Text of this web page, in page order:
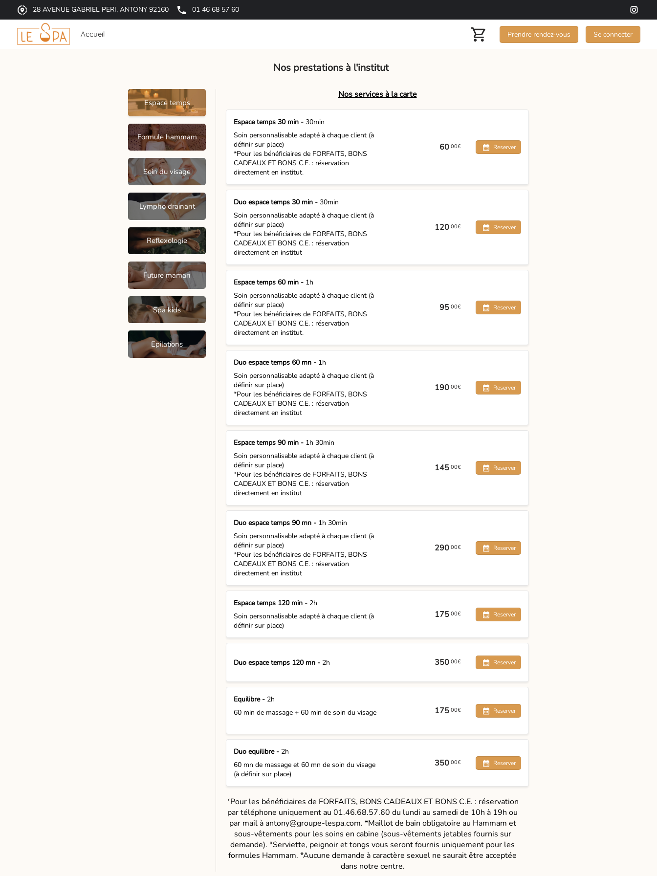
28 AVENUE GABRIEL PERI, ANTONY 92160 01 46 68 57 60
Accueil Prendre rendez-vous Se connecter
Nos prestations à l'institut
Espace temps
Formule hammam
Soin du visage
Lympho drainant
Reflexologie
Future maman
Spa kids
Epilations
Nos services à la carte
Espace temps 30 min - 30min
Soin personnalisable adapté à chaque client (à
définir sur place)
*Pour les bénéficiaires de FORFAITS, BONS
CADEAUX ET BONS C.E. : réservation
directement en institut.
60 00€ Reserver
Duo espace temps 30 min - 30min
Soin personnalisable adapté à chaque client (à
définir sur place)
*Pour les bénéficiaires de FORFAITS, BONS
CADEAUX ET BONS C.E. : réservation
directement en institut
120 00€ Reserver
Espace temps 60 min - 1h
Soin personnalisable adapté à chaque client (à
définir sur place)
*Pour les bénéficiaires de FORFAITS, BONS
CADEAUX ET BONS C.E. : réservation
directement en institut.
95 00€ Reserver
Duo espace temps 60 mn - 1h
Soin personnalisable adapté à chaque client (à
définir sur place)
*Pour les bénéficiaires de FORFAITS, BONS
CADEAUX ET BONS C.E. : réservation
directement en institut
190 00€ Reserver
Espace temps 90 min - 1h 30min
Soin personnalisable adapté à chaque client (à
définir sur place)
*Pour les bénéficiaires de FORFAITS, BONS
CADEAUX ET BONS C.E. : réservation
directement en institut
145 00€ Reserver
Duo espace temps 90 mn - 1h 30min
Soin personnalisable adapté à chaque client (à
définir sur place)
*Pour les bénéficiaires de FORFAITS, BONS
CADEAUX ET BONS C.E. : réservation
directement en institut
290 00€ Reserver
Espace temps 120 min - 2h
Soin personnalisable adapté à chaque client (à
définir sur place)
175 00€ Reserver
Duo espace temps 120 mn - 2h 350 00€ Reserver
Equilibre - 2h
60 min de massage + 60 min de soin du visage
175 00€ Reserver
Duo equilibre - 2h
60 mn de massage et 60 mn de soin du visage
(à définir sur place)
350 00€ Reserver
*Pour les bénéficiaires de FORFAITS, BONS CADEAUX ET BONS C.E. : réservation
par téléphone uniquement au 01.46.68.57.60 du lundi au samedi de 10h à 19h ou
par mail à antony@groupe-lespa.com. *Maillot de bain obligatoire au Hammam et
sous-vêtements pour les soins en cabine (sous-vêtements jetables fournis sur
demande). *Serviette, peignoir et tongs vous seront fournis uniquement pour les
formules Hammam. *Aucune demande à caractère sexuel ne saurait être acceptée
dans notre centre.